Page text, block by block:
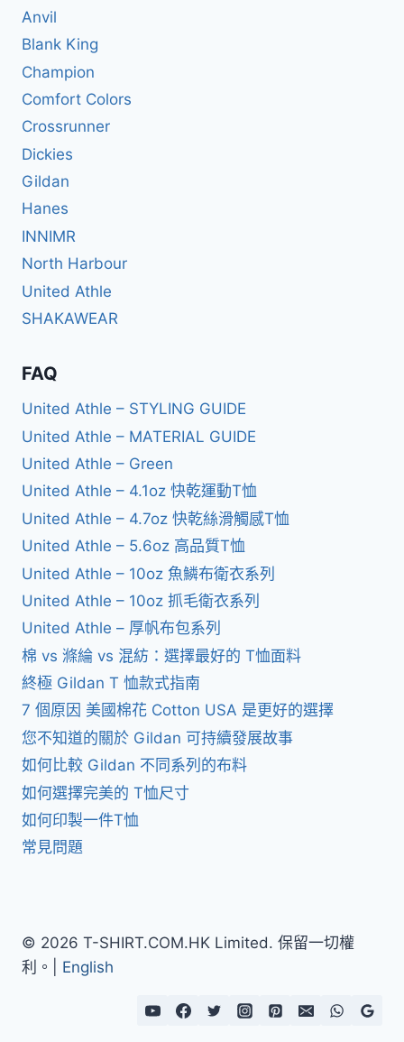
Anvil
Blank King
Champion
Comfort Colors
Crossrunner
Dickies
Gildan
Hanes
INNIMR
North Harbour
United Athle
SHAKAWEAR
FAQ
United Athle – STYLING GUIDE
United Athle – MATERIAL GUIDE
United Athle – Green
United Athle – 4.1oz 快乾運動T恤
United Athle – 4.7oz 快乾絲滑觸感T恤
United Athle – 5.6oz 高品質T恤
United Athle – 10oz 魚鱗布衛衣系列
United Athle – 10oz 抓毛衛衣系列
United Athle – 厚帆布包系列
棉 vs 滌綸 vs 混紡：選擇最好的 T恤面料
終極 Gildan T 恤款式指南
7 個原因 美國棉花 Cotton USA 是更好的選擇
您不知道的關於 Gildan 可持續發展故事
如何比較 Gildan 不同系列的布料
如何選擇完美的 T恤尺寸
如何印製一件T恤
常見問題
© 2026 T-SHIRT.COM.HK Limited. 保留一切權
利。| English